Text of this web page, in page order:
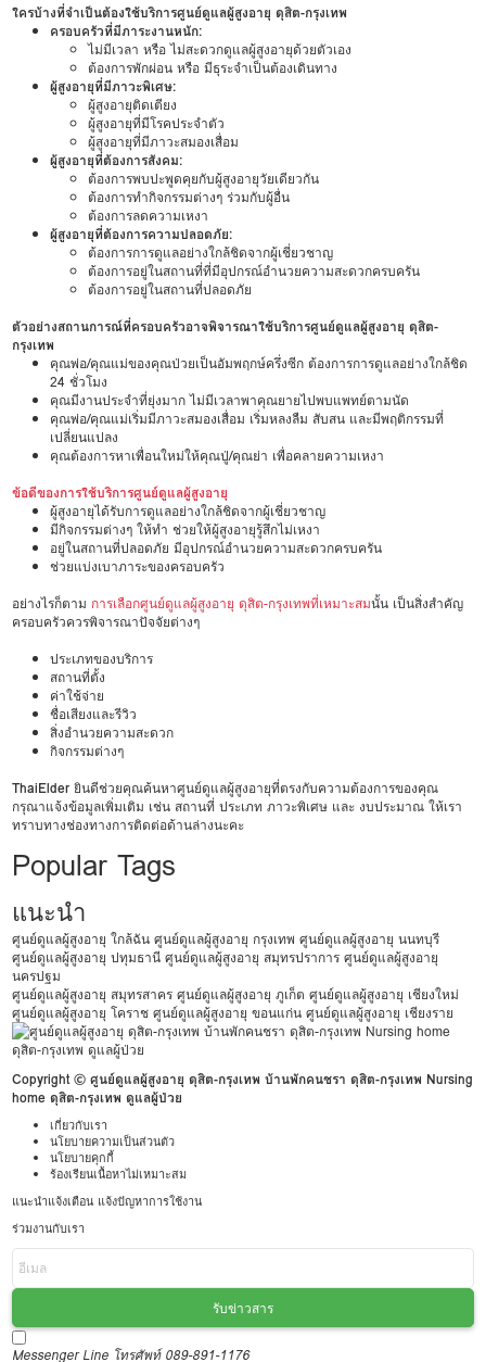
ใครบ้างที่จำเป็นต้องใช้บริการศูนย์ดูแลผู้สูงอายุ ดุสิต-กรุงเทพ
ครอบครัวที่มีภาระงานหนัก:
ไม่มีเวลา หรือ ไม่สะดวกดูแลผู้สูงอายุด้วยตัวเอง
ต้องการพักผ่อน หรือ มีธุระจำเป็นต้องเดินทาง
ผู้สูงอายุที่มีภาวะพิเศษ:
ผู้สูงอายุติดเตียง
ผู้สูงอายุที่มีโรคประจำตัว
ผู้สูงอายุที่มีภาวะสมองเสื่อม
ผู้สูงอายุที่ต้องการสังคม:
ต้องการพบปะพูดคุยกับผู้สูงอายุวัยเดียวกัน
ต้องการทำกิจกรรมต่างๆ ร่วมกับผู้อื่น
ต้องการลดความเหงา
ผู้สูงอายุที่ต้องการความปลอดภัย:
ต้องการการดูแลอย่างใกล้ชิดจากผู้เชี่ยวชาญ
ต้องการอยู่ในสถานที่ที่มีอุปกรณ์อำนวยความสะดวกครบครัน
ต้องการอยู่ในสถานที่ปลอดภัย
ตัวอย่างสถานการณ์ที่ครอบครัวอาจพิจารณาใช้บริการศูนย์ดูแลผู้สูงอายุ ดุสิต-
กรุงเทพ
คุณพ่อ/คุณแม่ของคุณป่วยเป็นอัมพฤกษ์ครึ่งซีก ต้องการการดูแลอย่างใกล้ชิด
24 ชั่วโมง
คุณมีงานประจำที่ยุ่งมาก ไม่มีเวลาพาคุณยายไปพบแพทย์ตามนัด
คุณพ่อ/คุณแม่เริ่มมีภาวะสมองเสื่อม เริ่มหลงลืม สับสน และมีพฤติกรรมที่
เปลี่ยนแปลง
คุณต้องการหาเพื่อนใหม่ให้คุณปู่/คุณย่า เพื่อคลายความเหงา
ข้อดีของการใช้บริการศูนย์ดูแลผู้สูงอายุ
ผู้สูงอายุได้รับการดูแลอย่างใกล้ชิดจากผู้เชี่ยวชาญ
มีกิจกรรมต่างๆ ให้ทำ ช่วยให้ผู้สูงอายุรู้สึกไม่เหงา
อยู่ในสถานที่ปลอดภัย มีอุปกรณ์อำนวยความสะดวกครบครัน
ช่วยแบ่งเบาภาระของครอบครัว
อย่างไรก็ตาม การเลือกศูนย์ดูแลผู้สูงอายุ ดุสิต-กรุงเทพที่เหมาะสมนั้น เป็นสิ่งสำคัญ
ครอบครัวควรพิจารณาปัจจัยต่างๆ
ประเภทของบริการ
สถานที่ตั้ง
ค่าใช้จ่าย
ชื่อเสียงและรีวิว
สิ่งอำนวยความสะดวก
กิจกรรมต่างๆ
ThaiElder ยินดีช่วยคุณค้นหาศูนย์ดูแลผู้สูงอายุที่ตรงกับความต้องการของคุณ
กรุณาแจ้งข้อมูลเพิ่มเติม เช่น สถานที่ ประเภท ภาวะพิเศษ และ งบประมาณ ให้เรา
ทราบทางช่องทางการติดต่อด้านล่างนะคะ
Popular Tags
แนะนำ
ศูนย์ดูแลผู้สูงอายุ ใกล้ฉัน ศูนย์ดูแลผู้สูงอายุ กรุงเทพ ศูนย์ดูแลผู้สูงอายุ นนทบุรี
ศูนย์ดูแลผู้สูงอายุ ปทุมธานี ศูนย์ดูแลผู้สูงอายุ สมุทรปราการ ศูนย์ดูแลผู้สูงอายุ
นครปฐม
ศูนย์ดูแลผู้สูงอายุ สมุทรสาคร ศูนย์ดูแลผู้สูงอายุ ภูเก็ต ศูนย์ดูแลผู้สูงอายุ เชียงใหม่
ศูนย์ดูแลผู้สูงอายุ โคราช ศูนย์ดูแลผู้สูงอายุ ขอนแก่น ศูนย์ดูแลผู้สูงอายุ เชียงราย
Copyright © ศูนย์ดูแลผู้สูงอายุ ดุสิต-กรุงเทพ บ้านพักคนชรา ดุสิต-กรุงเทพ Nursing
home ดุสิต-กรุงเทพ ดูแลผู้ป่วย
เกี่ยวกับเรา
นโยบายความเป็นส่วนตัว
นโยบายคุกกี้
ร้องเรียนเนื้อหาไม่เหมาะสม
แนะนำแจ้งเตือน แจ้งปัญหาการใช้งาน
ร่วมงานกับเรา
รับข่าวสาร
Messenger Line โทรศัพท์ 089-891-1176